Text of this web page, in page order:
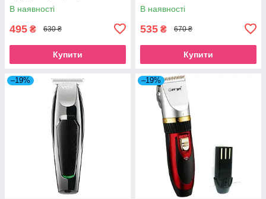
В наявності
495 ₴ 630 ₴
Купити
В наявності
535 ₴ 670 ₴
Купити
–19% –19%